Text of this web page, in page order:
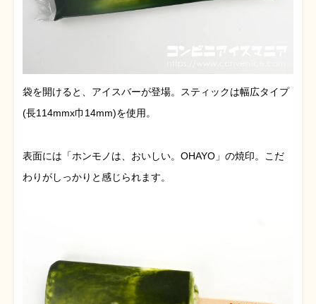
袋を開けると、アイスバーが登場。スティックは幅広タイプ
(長114mmx巾14mm)を使用。
表面には「ホンモノは、おいしい。OHAYO」の焼印。こだ
わりがしっかりと感じられます。